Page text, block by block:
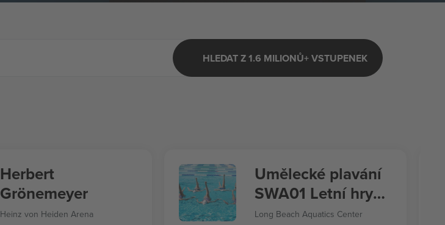
HLEDAT Z 1.6 MILIONŮ+ VSTUPENEK
Herbert
Grönemeyer
Heinz von Heiden Arena
Umělecké plavání
SWA01 Letní hry
2028
Long Beach Aquatics Center